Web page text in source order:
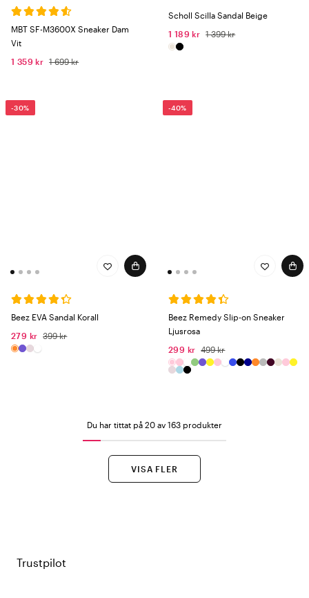
MBT SF-M3600X Sneaker Dam
Vit
1 359 kr 1 699 kr
Scholl Scilla Sandal Beige
1 189 kr 1 399 kr
-30%
Beez EVA Sandal Korall
279 kr
399 kr
-40%
Beez Remedy Slip-on Sneaker
Ljusrosa
299 kr
499 kr
Du har tittat på 20 av 163 produkter
VISA FLER
Trustpilot